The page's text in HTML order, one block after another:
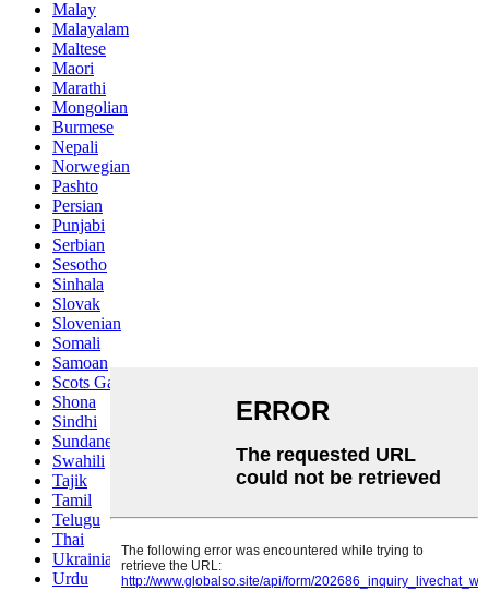
Malay
Malayalam
Maltese
Maori
Marathi
Mongolian
Burmese
Nepali
Norwegian
Pashto
Persian
Punjabi
Serbian
Sesotho
Sinhala
Slovak
Slovenian
Somali
Samoan
Scots Gaelic
Shona
Sindhi
Sundanese
Swahili
Tajik
Tamil
Telugu
Thai
Ukrainian
Urdu